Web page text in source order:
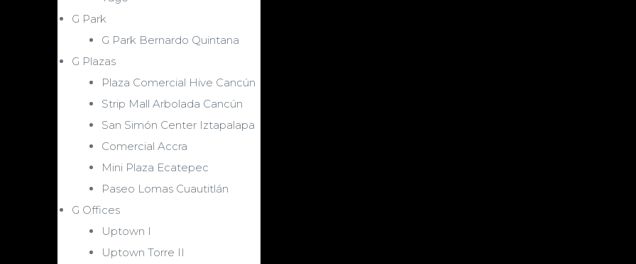
G Park
G Park Bernardo Quintana
G Plazas
Plaza Comercial Hive Cancún
Strip Mall Arbolada Cancún
San Simón Center Iztapalapa
Comercial Accra
Mini Plaza Ecatepec
Paseo Lomas Cuautitlán
G Offices
Uptown I
Uptown Torre II